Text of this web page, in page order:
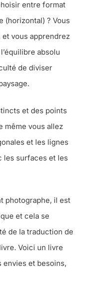
entre format
(horizontal) ? Vous
et vous apprendrez
absolu
de diviser
et des points
même vous allez
et les lignes
les surfaces et les
photographe, il est
et cela se
de la traduction de
Voici un livre
envies et besoins,